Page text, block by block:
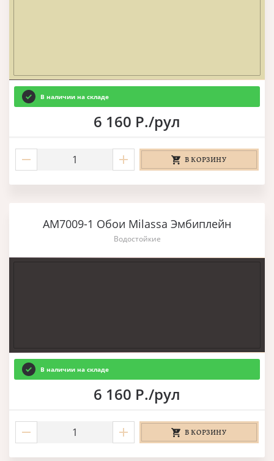
В наличии на складе
6 160 Р./рул
В КОРЗИНУ
AM7009-1 Обои Milassa Эмбиплейн
Водостойкие
В наличии на складе
6 160 Р./рул
В КОРЗИНУ